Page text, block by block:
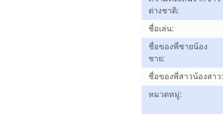
ต่างชาติ:
ชื่อเล่น:
ชื่อของพี่ชายน้อง
ชาย:
ชื่อของพี่สาวน้องสาว:
หมวดหมู่: